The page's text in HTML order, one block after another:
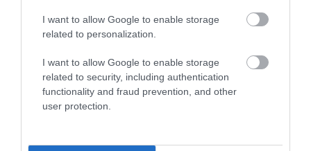
I want to allow Google to enable storage
related to personalization.
I want to allow Google to enable storage
related to security, including authentication
functionality and fraud prevention, and other
user protection.
Φίλης για Ρουβίκωνα: Τα τρικάκια
και οι μπογιές δεν είναι επίθεση,
PAGENEWS TEAM
26.04.2018 | 09:49